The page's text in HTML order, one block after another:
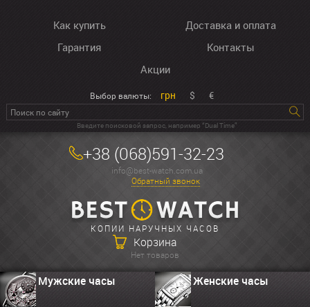
Как купить
Доставка и оплата
Гарантия
Контакты
Акции
Выбор валюты: грн $ €
Введите поисковой запрос, например “Dual Time”
+38 (068)591-32-23
info@best-watch.com.ua
Обратный звонок
КОПИИ НАРУЧНЫХ ЧАСОВ
Корзина
Нет товаров
Мужские часы Женские часы